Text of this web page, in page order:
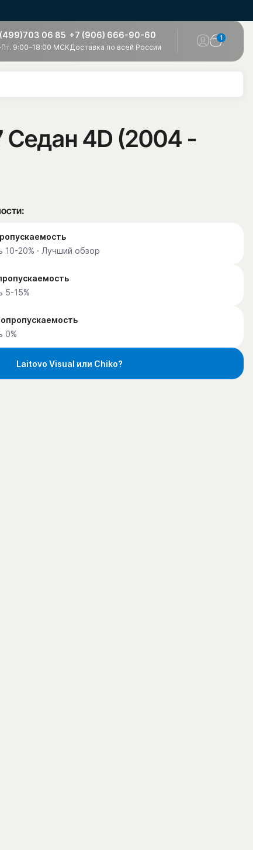
06 85
9:00–18:00 МСК
+7 (906) 666-90-60
Доставка по всей России
1
Седан 4D (2004 -
20% · Лучший обзор
5-15%
0%
Laitovo Visual или Chiko?